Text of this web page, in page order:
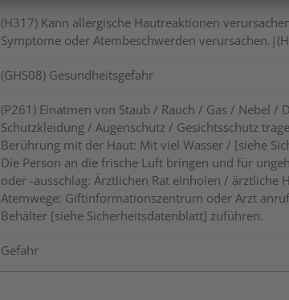
(H317) Kann allergische Hautreaktionen
Symptome oder Atembeschwerden
(GHS08) Gesundheitsgefahr
(P261) Einatmen von Staub / Rauch / Gas / Nebel
Schutzkleidung / Augenschutz / Gesichtsschutz
Berührung mit der Haut: Mit viel Wasser / [siehe
Die Person an die frische Luft bringen und für
oder -ausschlag: Ärztlichen Rat einholen /
Atemwege: Giftinformationszentrum oder Arzt
Behälter [siehe Sicherheitsdatenblatt] zuführen.
Gefahr